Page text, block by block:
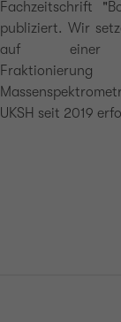
Fachzeitschrift
publiziert. Wir
auf einer
UKSH seit 2019